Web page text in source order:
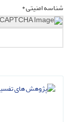
شناسه امنیتی *